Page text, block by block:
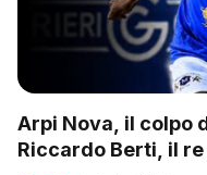
Arpi Nova, il colpo
Riccardo Berti, il